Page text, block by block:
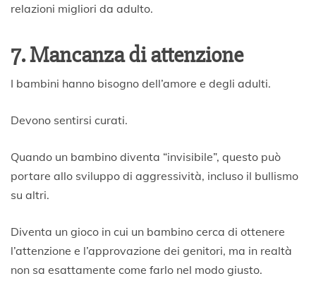
relazioni migliori da adulto.
7. Mancanza di attenzione
I bambini hanno bisogno dell’amore e degli adulti.
Devono sentirsi curati.
Quando un bambino diventa “invisibile”, questo può
portare allo sviluppo di aggressività, incluso il bullismo
su altri.
Diventa un gioco in cui un bambino cerca di ottenere
l’attenzione e l’approvazione dei genitori, ma in realtà
non sa esattamente come farlo nel modo giusto.